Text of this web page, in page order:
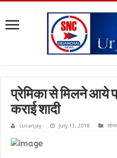
प्रेमिका से मिलने आये
कराई शादी
cusanjay July 13, 2018